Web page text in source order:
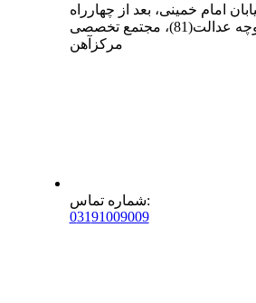
امام خمینی، بعد از چهارراه
شریف، نبش کوچه عدالت(81)، مجتمع تخصصی
مرکزآهن
شماره تماس:
03191009009